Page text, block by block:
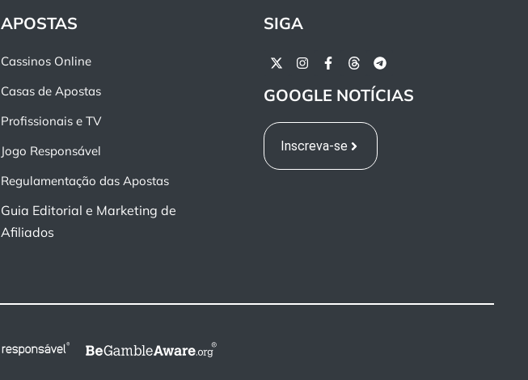
APOSTAS
Cassinos Online
Casas de Apostas
Profissionais e TV
Jogo Responsável
Regulamentação das Apostas
Guia Editorial e Marketing de
Afiliados
SIGA
GOOGLE NOTÍCIAS
Inscreva-se